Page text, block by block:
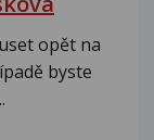
opět na
byste